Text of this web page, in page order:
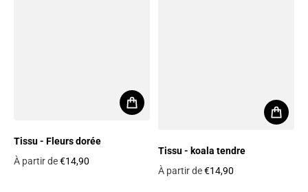
Tissu - Fleurs dorée
À partir de€14,90
Tissu - koala tendre
À partir de€14,90